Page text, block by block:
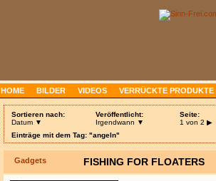
HOME BILDER VIDEOS VERRÜCKTE PRODUKTE
Sortieren nach:
Datum ▼
Veröffentlicht:
Irgendwann ▼
Seite:
1 von 2 ▶
Einträge mit dem Tag: "angeln"
Gadgets FISHING FOR FLOATERS